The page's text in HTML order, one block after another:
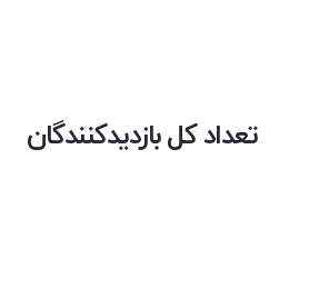
تعداد کل بازدیدکنندگان